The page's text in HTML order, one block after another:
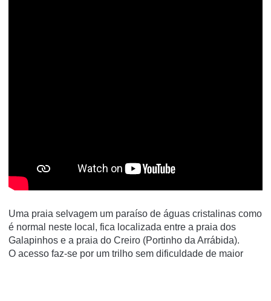
Uma praia selvagem um paraíso de águas cristalinas como
é normal neste local, fica localizada entre a praia dos
Galapinhos e a praia do Creiro (Portinho da Arrábida).
O acesso faz-se por um trilho sem dificuldade de maior